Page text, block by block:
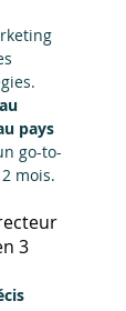
pays
go-to-
mois.
3